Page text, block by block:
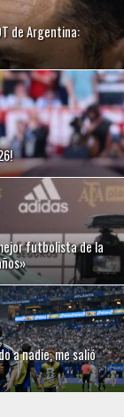
de Argentina:
futbolista de la
a nadie, me salió